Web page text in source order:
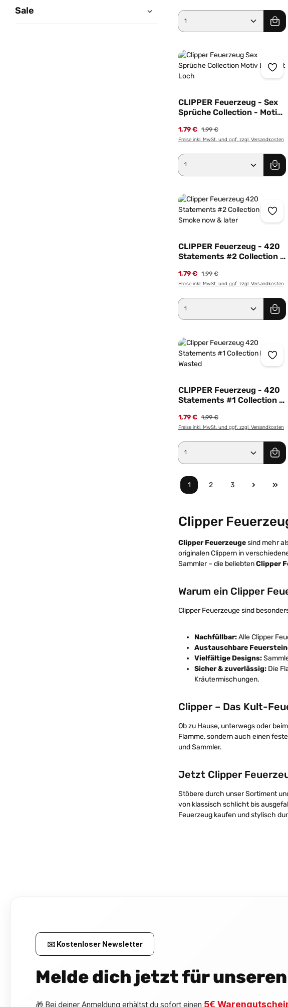
Sale
Produkt Anzahl:
CLIPPER Feuerzeug - Sex
Sprüche Collection - Motiv
1,79 € 1,99 €
Preise inkl. MwSt. und ggf. zzgl. Versandkosten
Produkt Anzahl:
CLIPPER Feuerzeug - 420
Statements #2 Collection -
1,79 € 1,99 €
Preise inkl. MwSt. und ggf. zzgl. Versandkosten
Produkt Anzahl:
CLIPPER Feuerzeug - 420
Statements #1 Collection -
1,79 € 1,99 €
Preise inkl. MwSt. und ggf. zzgl. Versandkosten
Produkt Anzahl:
Seite
1
Seite
2
Seite
3
Clipper
Clipper Feuerzeugesind mehr
originalen Clippern in
Sammler – die beliebtenClipper
Warum ein Clipper
Clipper Feuerzeuge sind
Nachfüllbar:Alle Clipper
Austauschbare
Vielfältige Designs:
Sicher & zuverlässig: Die
Kräutermischungen.
Clipper – Das Kult-
Ob zu Hause, unterwegs oder
Flamme, sondern auch einen
und Sammler.
Jetzt Clipper
Stöbere durch unser Sortiment
von klassisch schlicht bis
Feuerzeug kaufen und stylisch
✉️ Kostenloser Newsletter
Melde dich jetzt für
🎁 Bei deiner Anmeldung erhältst du sofort einen 5€